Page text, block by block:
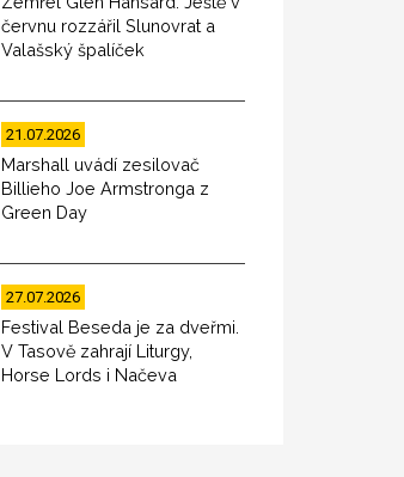
červnu rozzářil Slunovrat a
Valašský špalíček
21.07.2026
Marshall uvádí zesilovač
Billieho Joe Armstronga z
Green Day
27.07.2026
Festival Beseda je za dveřmi.
V Tasově zahrají Liturgy,
Horse Lords i Načeva